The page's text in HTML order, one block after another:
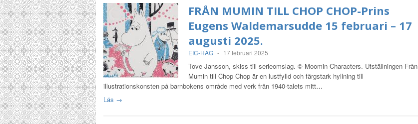
FRÅN MUMIN TILL CHOP CHOP-Prins
Eugens Waldemarsudde 15 februari – 17
augusti 2025.
EIC-HAG - 17 februari 2025
Tove Jansson, skiss till serieomslag. © Moomin Characters. Utställningen Från
Mumin till Chop Chop är en lustfylld och färgstark hyllning till
illustrationskonsten på barnbokens område med verk från 1940-talets mitt…
Läs →